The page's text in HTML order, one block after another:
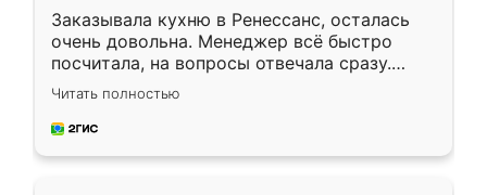
Заказывала кухню в Ренессанс, осталась
очень довольна. Менеджер всё быстро
посчитала, на вопросы отвечала сразу.
Замерщик приехал в субботу, подошёл к
делу со всей ответственностью. Собрали
за день, ребята работали аккуратно, даже
Читать полностью